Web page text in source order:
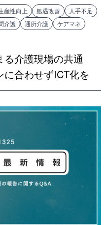
産性向上 処遇改善
人手不足
介護 通所介護
ケアマネ
る介護現場の共通
合わせずICT化を